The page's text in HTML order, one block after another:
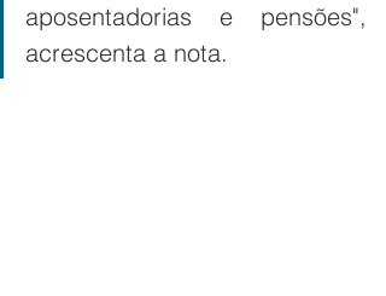
aposentadorias e pensões",
acrescenta a nota.